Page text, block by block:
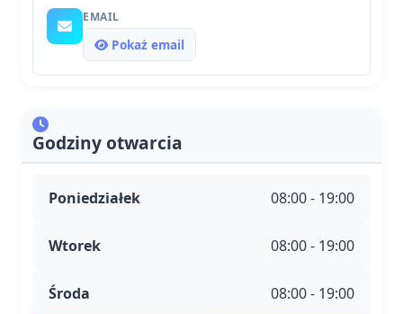
EMAIL
Pokaż email
Godziny otwarcia
Poniedziałek 08:00 - 19:00
Wtorek 08:00 - 19:00
Środa 08:00 - 19:00